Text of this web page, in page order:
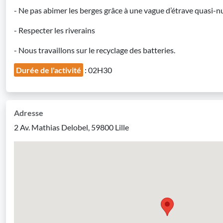
- Ne pas abimer les berges grâce à une vague d’étrave quasi-
- Respecter les riverains
- Nous travaillons sur le recyclage des batteries.
Durée de l'activité : 02H30
Adresse
2 Av. Mathias Delobel, 59800 Lille